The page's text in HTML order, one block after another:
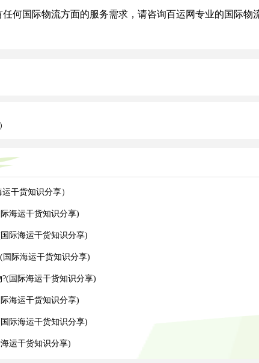
国际物流方面的服务需求，请咨询百运网专业的国际物
干货知识分享）
海运干货知识分享)
际海运干货知识分享)
际海运干货知识分享)
国际海运干货知识分享)
海运干货知识分享)
际海运干货知识分享)
运干货知识分享)